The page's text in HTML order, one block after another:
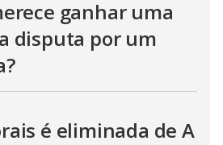
ganhar uma
disputa por um
é eliminada de A